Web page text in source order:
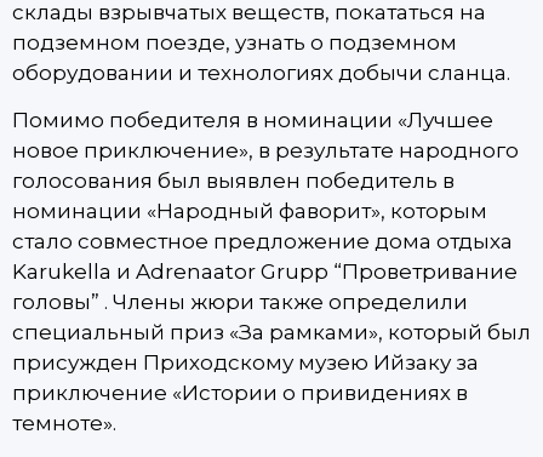
склады взрывчатых веществ, покататься на
подземном поезде, узнать о подземном
оборудовании и технологиях добычи сланца.
Помимо победителя в номинации «Лучшее
новое приключение», в результате народного
голосования был выявлен победитель в
номинации «Народный фаворит», которым
стало совместное предложение дома отдыха
Karukella и Adrenaator Grupp “Проветривание
головы” . Члены жюри также определили
специальный приз «За рамками», который был
присужден Приходскому музею Ийзаку за
приключение «Истории о привидениях в
темноте».